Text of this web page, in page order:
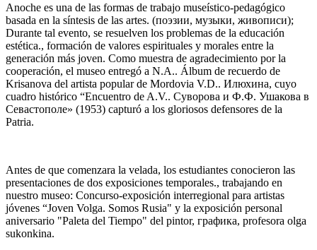
Anoche es una de las formas de trabajo museístico-pedagógico
basada en la síntesis de las artes. (поэзии, музыки, живописи);
Durante tal evento, se resuelven los problemas de la educación
estética., formación de valores espirituales y morales entre la
generación más joven. Como muestra de agradecimiento por la
cooperación, el museo entregó a N.A.. Álbum de recuerdo de
Krisanova del artista popular de Mordovia V.D.. Илюхина, cuyo
cuadro histórico “Encuentro de A.V.. Суворова и Ф.Ф. Ушакова в
Севастополе» (1953) capturó a los gloriosos defensores de la
Patria.
Antes de que comenzara la velada, los estudiantes conocieron las
presentaciones de dos exposiciones temporales., trabajando en
nuestro museo: Concurso-exposición interregional para artistas
jóvenes “Joven Volga. Somos Rusia" y la exposición personal
aniversario "Paleta del Tiempo" del pintor, графика, profesora olga
sukonkina.